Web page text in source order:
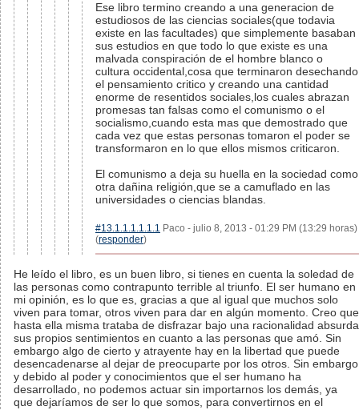
Ese libro termino creando a una generacion de
estudiosos de las ciencias sociales(que todavia
existe en las facultades) que simplemente basaban
sus estudios en que todo lo que existe es una
malvada conspiración de el hombre blanco o
cultura occidental,cosa que terminaron desechando
el pensamiento critico y creando una cantidad
enorme de resentidos sociales,los cuales abrazan
promesas tan falsas como el comunismo o el
socialismo,cuando esta mas que demostrado que
cada vez que estas personas tomaron el poder se
transformaron en lo que ellos mismos criticaron.
El comunismo a deja su huella en la sociedad como
otra dañina religión,que se a camuflado en las
universidades o ciencias blandas.
#13.1.1.1.1.1.1 Paco - julio 8, 2013 - 01:29 PM (13:29 horas)
(responder)
He leído el libro, es un buen libro, si tienes en cuenta la soledad de
las personas como contrapunto terrible al triunfo. El ser humano en
mi opinión, es lo que es, gracias a que al igual que muchos solo
viven para tomar, otros viven para dar en algún momento. Creo que
hasta ella misma trataba de disfrazar bajo una racionalidad absurda
sus propios sentimientos en cuanto a las personas que amó. Sin
embargo algo de cierto y atrayente hay en la libertad que puede
desencadenarse al dejar de preocuparte por los otros. Sin embargo
y debido al poder y conocimientos que el ser humano ha
desarrollado, no podemos actuar sin importarnos los demás, ya
que dejaríamos de ser lo que somos, para convertirnos en el